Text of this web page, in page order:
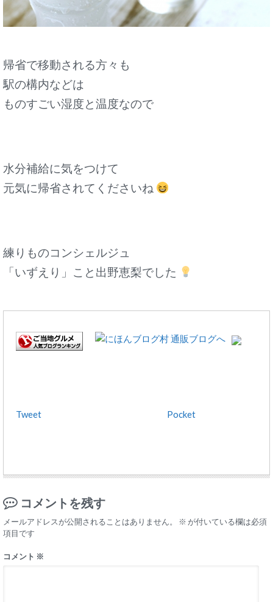
帰省で移動される方々も
駅の構内などは
ものすごい湿度と温度なので
水分補給に気をつけて
元気に帰省されてくださいね
練りものコンシェルジュ
「いずえり」こと出野恵梨でした
Tweet Pocket
コメントを残す
メールアドレスが公開されることはありません。 ※ が付いている欄は必須
項目です
コメント ※